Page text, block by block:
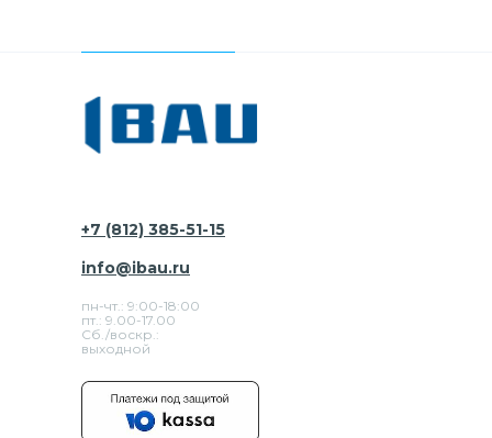
+7 (812) 385-51-15
пн-чт.: 9:00-18:00
пт.: 9.00-17.00
Сб./воскр.:
выходной
info@ibau.ru